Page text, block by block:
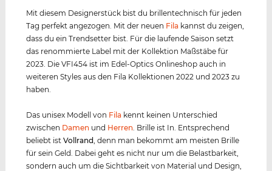
Mit diesem Designerstück bist du brillentechnisch für jeden
Tag perfekt angezogen. Mit der neuen Fila kannst du zeigen,
dass du ein Trendsetter bist. Für die laufende Saison setzt
das renommierte Label mit der Kollektion Maßstäbe für
2023. Die VFI454 ist im Edel-Optics Onlineshop auch in
weiteren Styles aus den Fila Kollektionen 2022 und 2023 zu
haben.
Das unisex Modell von Fila kennt keinen Unterschied
zwischen Damen und Herren . Brille ist In. Entsprechend
beliebt istVollrand , denn man bekommt am meisten Brille
für sein Geld. Dabei geht es nicht nur um die Belastbarkeit,
sondern auch um die Sichtbarkeit von Material und Design,